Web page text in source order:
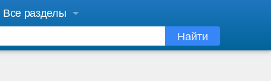
Все разделы
Найти